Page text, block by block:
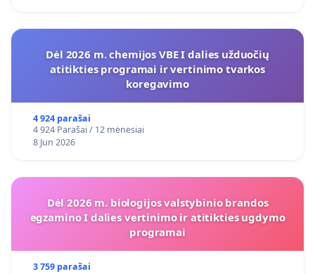
Dėl 2026 m. chemijos VBE I dalies užduočių
atitikties programai ir vertinimo tvarkos
koregavimo
4 924 parašai
4 924 Parašai / 12 mėnesiai
8 Jun 2026
Dėl 2026 m. biologijos valstybinio brandos
egzamino I dalies vertinimo ir atitikties ugdymo
programai
3 759 parašai